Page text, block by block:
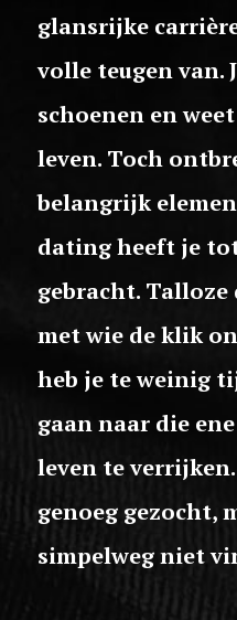
glansrijke
volle teugen van.
schoenen en
leven. Toch
belangrijk
dating heeft je
gebracht. Talloze
met wie de klik
heb je te weinig
gaan naar die
leven te
genoeg gezocht,
simpelweg niet